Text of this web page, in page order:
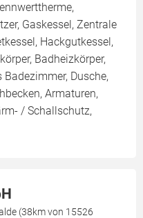
Gaskessel, Zentrale
Hackgutkessel,
Badheizkörper,
Dusche,
Armaturen,
/ Schallschutz,
(38km von 15526